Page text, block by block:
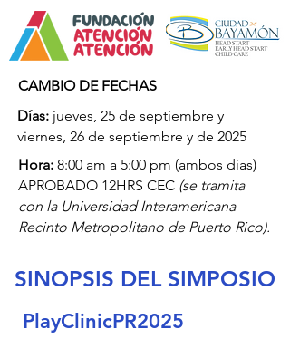
CAMBIO DE FECHAS
Días: jueves, 25 de septiembre y
viernes, 26 de septiembre y de 2025
Hora: 8:00 am a 5:00 pm (ambos días)
APROBADO 12HRS CEC (se tramita
con la Universidad Interamericana
Recinto Metropolitano de Puerto Rico).
SINOPSIS DEL SIMPOSIO
PlayClinicPR2025